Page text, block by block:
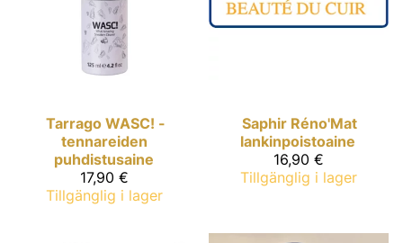
Tarrago WASC! -
tennareiden
puhdistusaine
17,90 €
Tillgänglig i lager
Saphir Réno'Mat
lankinpoistoaine
16,90 €
Tillgänglig i lager